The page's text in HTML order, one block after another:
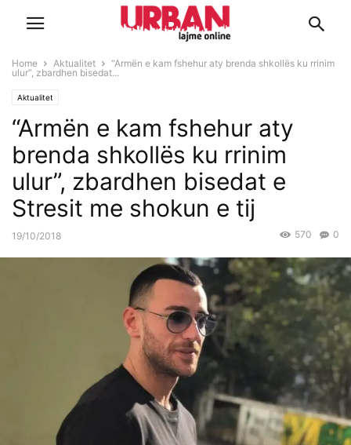
Home Aktualitet
“Armën e kam fshehur aty brenda shkollës ku rrinim
ulur”, zbardhen bisedat...
Aktualitet
“Armën e kam fshehur aty
brenda shkollës ku rrinim
ulur”, zbardhen bisedat e
Stresit me shokun e tij
19/10/2018 0
570